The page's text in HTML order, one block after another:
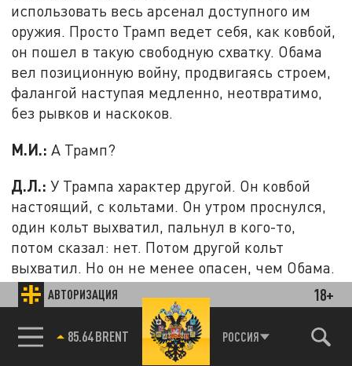
АВТОРИЗАЦИЯ 18+
85.64 BRENT РОССИЯ
использовать весь арсенал доступного им
оружия. Просто Трамп ведет себя, как ковбой,
он пошел в такую свободную схватку. Обама
вел позиционную войну, продвигаясь строем,
фалангой наступая медленно, неотвратимо,
без рывков и наскоков.
М.И.: А Трамп?
Д.Л.: У Трампа характер другой. Он ковбой
настоящий, с кольтами. Он утром проснулся,
один кольт выхватил, пальнул в кого-то,
потом сказал: нет. Потом другой кольт
выхватил. Но он не менее опасен, чем Обама.
А может, и более. Его свои боятся, потому что
он может начать ядерную войну. Потом все
остальные будут в шоке, мир погибнет, но
роль личности в истории никто не отменял.